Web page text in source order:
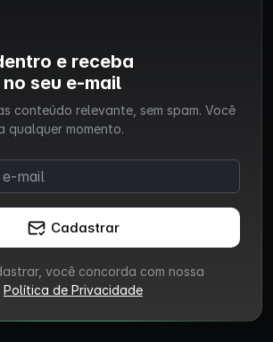
e receba
seu e-mail
conteúdo relevante, sem spam. Você
qualquer momento.
Cadastrar
você concorda com nossa
Política de Privacidade